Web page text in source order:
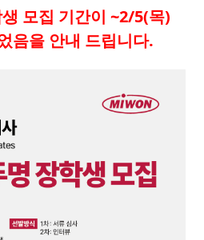
모집 기간이 ~2/5(목)
음을 안내 드립니다.